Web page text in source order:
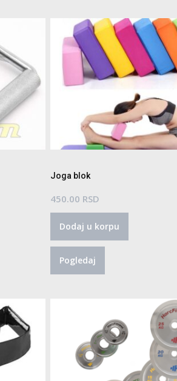
Joga blok
450.00 RSD
Dodaj u korpu
Pogledaj